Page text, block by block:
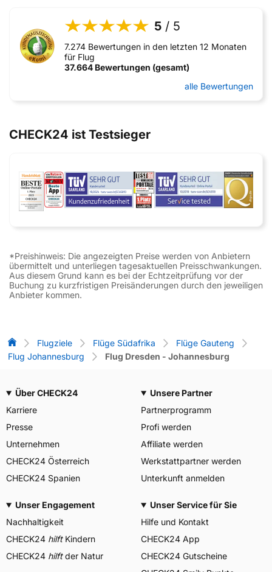
5 / 5
7.274 Bewertungen in den letzten 12 Monaten
für Flug
37.664 Bewertungen (gesamt)
alle Bewertungen
CHECK24 ist Testsieger
*Preishinweis: Die angezeigten Preise werden von Anbietern
übermittelt und unterliegen tagesaktuellen Preisschwankungen.
Aus diesem Grund kann es bei der Echtzeitprüfung vor der
Buchung zu kurzfristigen Preisänderungen durch den jeweiligen
Anbieter kommen.
Flug-Vergleich
Flugziele Flüge Südafrika
Flüge Gauteng
Flug Johannesburg
Flug Dresden - Johannesburg
Über CHECK24
Karriere
Presse
Unternehmen
CHECK24 Österreich
CHECK24 Spanien
Unsere Partner
Partnerprogramm
Profi werden
Affiliate werden
Werkstattpartner werden
Unterkunft anmelden
Unser Engagement
Nachhaltigkeit
CHECK24 hilftKindern
CHECK24 hilftder Natur
Unser Service für Sie
Hilfe und Kontakt
CHECK24 App
CHECK24 Gutscheine